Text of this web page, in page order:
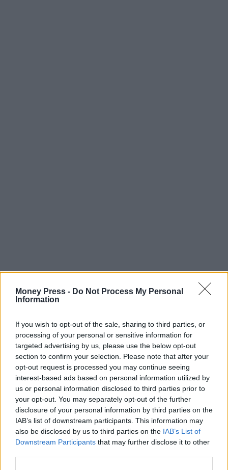
Money Press - Do Not Process My Personal
Information
If you wish to opt-out of the sale, sharing to third parties, or
processing of your personal or sensitive information for
targeted advertising by us, please use the below opt-out
section to confirm your selection. Please note that after your
opt-out request is processed you may continue seeing
interest-based ads based on personal information utilized by
us or personal information disclosed to third parties prior to
your opt-out. You may separately opt-out of the further
disclosure of your personal information by third parties on the
IAB’s list of downstream participants. This information may
also be disclosed by us to third parties on the IAB’s List of
Downstream Participants that may further disclose it to other
προσλήψεις
FacebookTwitter PinterestLinkedInTumblr Telegram